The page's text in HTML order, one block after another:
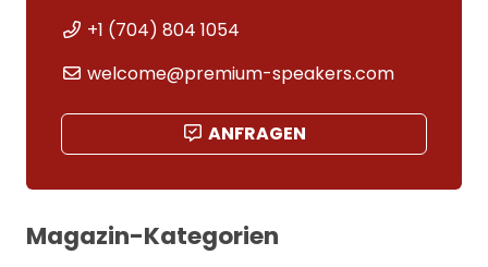
+1 (704) 804 1054
welcome@premium-speakers.com
ANFRAGEN
Magazin-Kategorien